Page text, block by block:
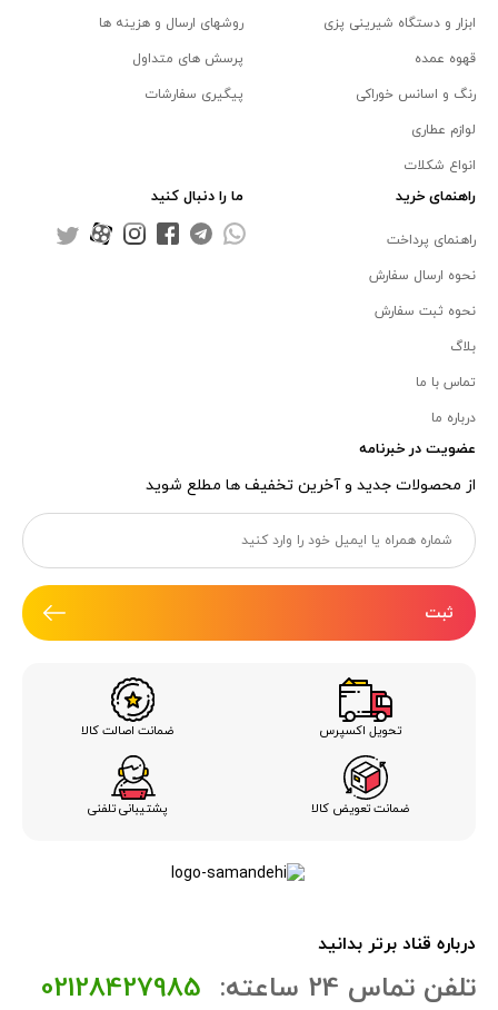
ابزار و دستگاه شیرینی پزی
قهوه عمده
رنگ و اسانس خوراکی
لوازم عطاری
انواع شکلات
روشهای ارسال و هزینه ها
پرسش های متداول
پیگیری سفارشات
راهنمای خرید
راهنمای پرداخت
نحوه ارسال سفارش
نحوه ثبت سفارش
بلاگ
تماس با ما
درباره ما
ما را دنبال کنید
عضویت در خبرنامه
از محصولات جدید و آخرین تخفیف ها مطلع شوید
ثبت
تحویل اکسپرس ضمانت اصالت کالا
ضمانت تعویض کالا پشتیبانی تلفنی
درباره قناد برتر بدانید
تلفن تماس 24 ساعته: 02128427985